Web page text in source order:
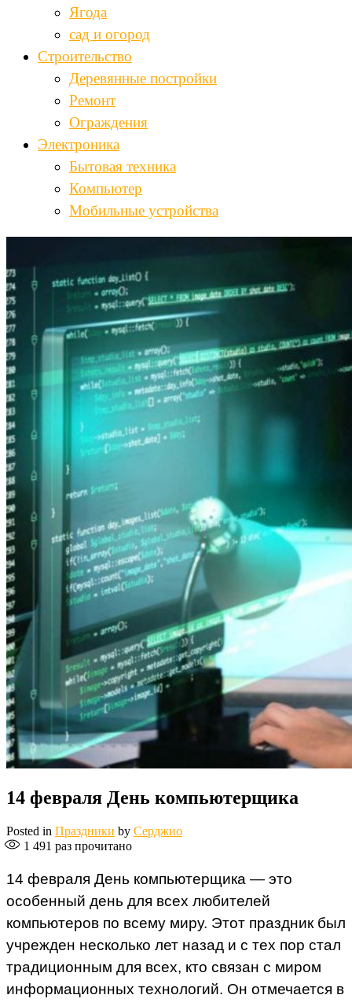
Ягода
сад и огород
Строительство
Деревянные постройки
Ремонт
Ограждения
Электроника
Бытовая техника
Компьютер
Мобильные устройства
14 февраля День компьютерщика
Posted in Праздники by Серджио
1 491 раз прочитано
14 февраля День компьютерщика — это
особенный день для всех любителей
компьютеров по всему миру. Этот праздник был
учрежден несколько лет назад и с тех пор стал
традиционным для всех, кто связан с миром
информационных технологий. Он отмечается в